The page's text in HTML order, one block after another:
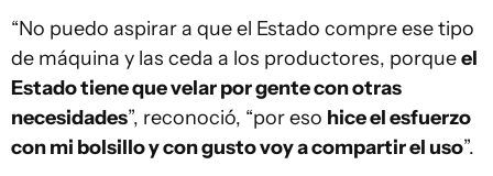
“No puedo aspirar a que el Estado compre ese tipo
de máquina y las ceda a los productores, porqueel
Estado tiene que velar por gente con otras
necesidades”, reconoció, “por eso hice el esfuerzo
con mi bolsillo y con gusto voy a compartir el uso”.